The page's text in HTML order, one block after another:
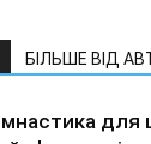
БІЛЬШЕ ВІД
для